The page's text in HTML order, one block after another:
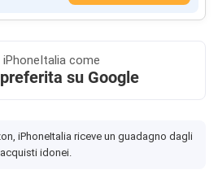
iPhoneItalia come
su Google
iPhoneItalia riceve un guadagno dagli
acquisti idonei.